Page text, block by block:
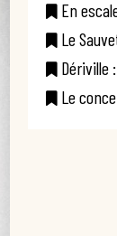
En
Le
Dériville
Le